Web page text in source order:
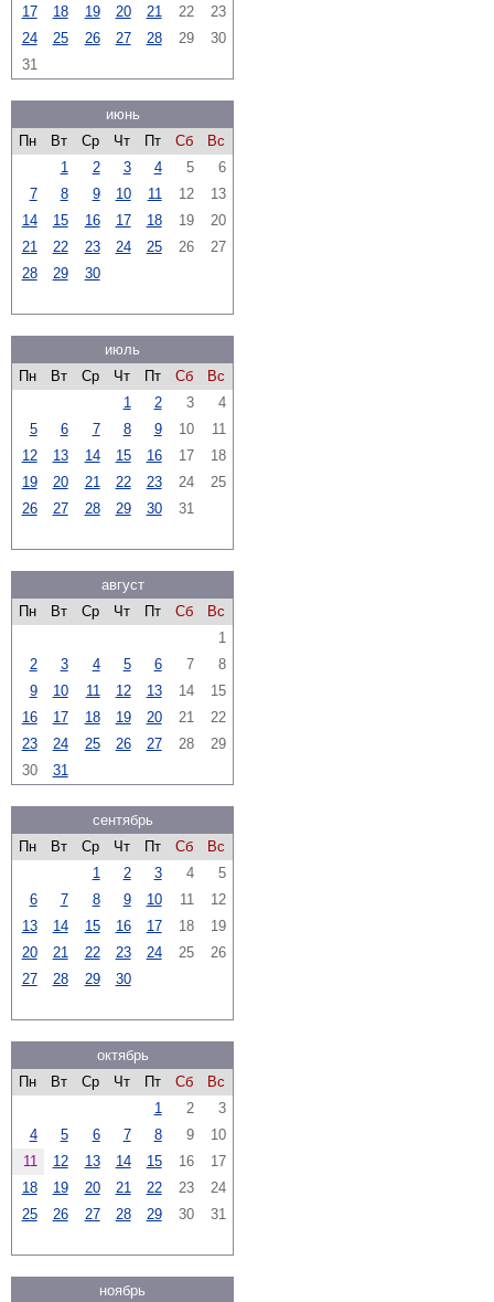
17
18 19 20 21 22
23
24
25 26 27 28 29
30
31
июнь
Пн
Вт Ср Чт Пт Сб
Вс
1
2 3 4 5
6
7
8 9 10 11 12
13
14
15 16 17 18 19
20
21
22 23 24 25 26
27
28
29 30
июль
Пн
Вт Ср Чт Пт Сб
Вс
1
2 3
4
5
6 7 8 9 10
11
12
13 14 15 16 17
18
19
20 21 22 23 24
25
26
27 28 29 30 31
август
Пн
Вт Ср Чт Пт Сб
Вс
1
2
3 4 5 6 7
8
9
10 11 12 13 14
15
16
17 18 19 20 21
22
23
24 25 26 27 28
29
30
31
сентябрь
Пн
Вт Ср Чт Пт Сб
Вс
1
2 3 4
5
6
7 8 9 10 11
12
13
14 15 16 17 18
19
20
21 22 23 24 25
26
27
28 29 30
октябрь
Пн
Вт Ср Чт Пт Сб
Вс
1
2
3
4
5 6 7 8 9
10
11
12 13 14 15 16
17
18
19 20 21 22 23
24
25
26 27 28 29 30 31
ноябрь